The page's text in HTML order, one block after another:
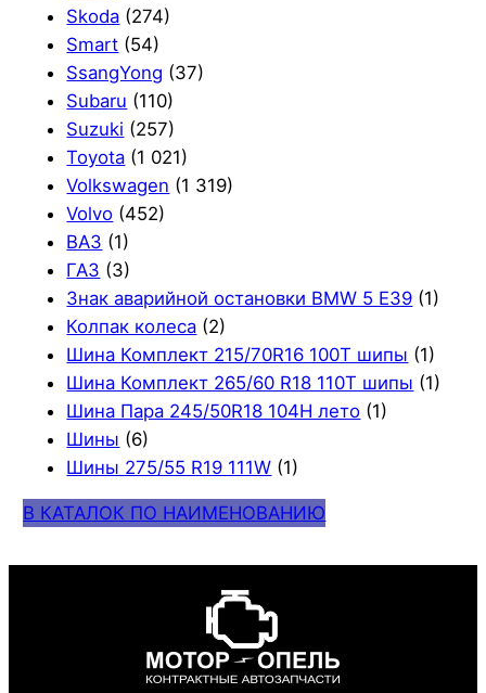
Skoda (274)
Smart (54)
SsangYong (37)
Subaru (110)
Suzuki (257)
Toyota (1 021)
Volkswagen (1 319)
Volvo (452)
ВАЗ (1)
ГАЗ (3)
Знак аварийной остановки BMW 5 E39 (1)
Колпак колеса (2)
Шина Комплект 215/70R16 100T шипы (1)
Шина Комплект 265/60 R18 110T шипы (1)
Шина Пара 245/50R18 104H лето (1)
Шины (6)
Шины 275/55 R19 111W (1)
В КАТАЛОК ПО НАИМЕНОВАНИЮ